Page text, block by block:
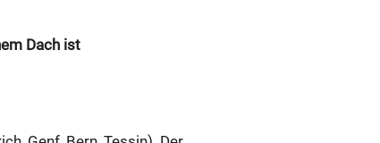
Dach ist